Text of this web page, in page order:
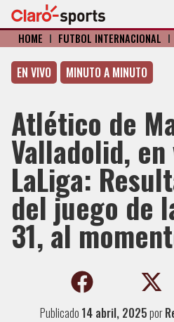
HOME I FÚTBOL INTERNACIONAL I
EN VIVO MINUTO A MINUTO
Atlético de
Valladolid, en
LaLiga:
del juego de
31, al
Publicado 14 abril, 2025por